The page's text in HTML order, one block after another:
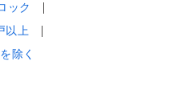
ック
以上
除く